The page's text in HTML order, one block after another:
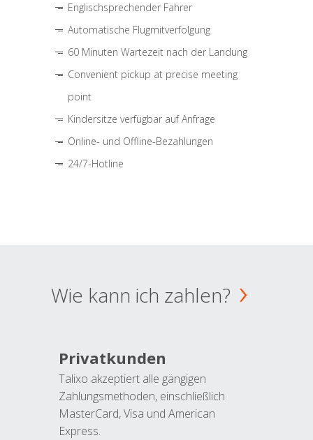
Englischsprechender Fahrer
Automatische Flugmitverfolgung
60 Minuten Wartezeit nach der Landung
Convenient pickup at precise meeting
point
Kindersitze verfügbar auf Anfrage
Online- und Offline-Bezahlungen
24/7-Hotline
Wie kann ich zahlen?
Privatkunden
Talixo akzeptiert alle gängigen
Zahlungsmethoden, einschließlich
MasterCard, Visa und American
Express.